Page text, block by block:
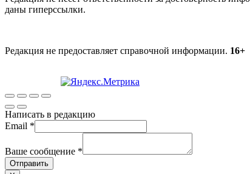
даны гиперссылки.
Редакция не предоставляет справочной информации. 16+
Написать в редакцию
Email *
Ваше сообщение *
Отправить